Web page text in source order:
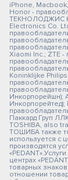
iPhone,
Honor -
ТЕКНОЛОДЖИС
Electronics Co.
Xiaomi Inc.; ZTE
Koninklijke
Инкорпорейшн);
Инкорпорейтед);
Паккард Груп
TOSHIBA, also
ТОШИБА также
используется с
производятся
центрах
товарных
отношении